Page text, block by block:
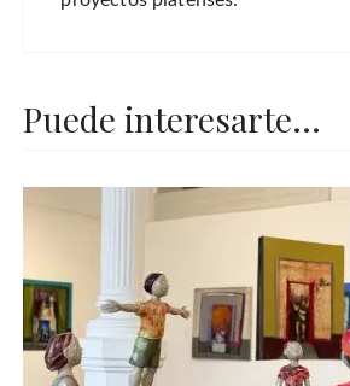
Puede interesarte...